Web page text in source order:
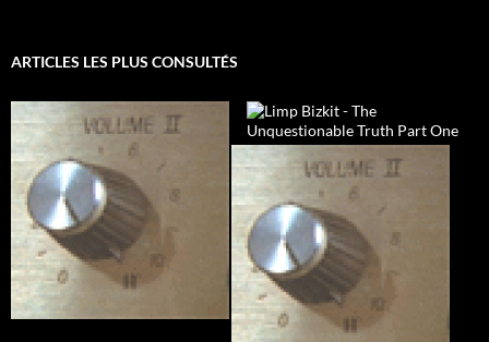
ARTICLES LES PLUS CONSULTÉS